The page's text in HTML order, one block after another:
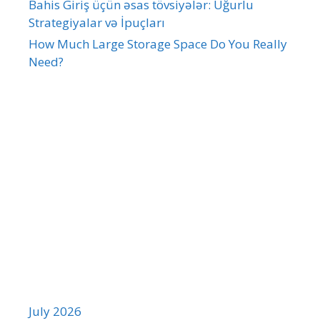
Bahis Giriş üçün əsas tövsiyələr: Uğurlu
Strategiyalar və İpuçları
How Much Large Storage Space Do You Really
Need?
July 2026